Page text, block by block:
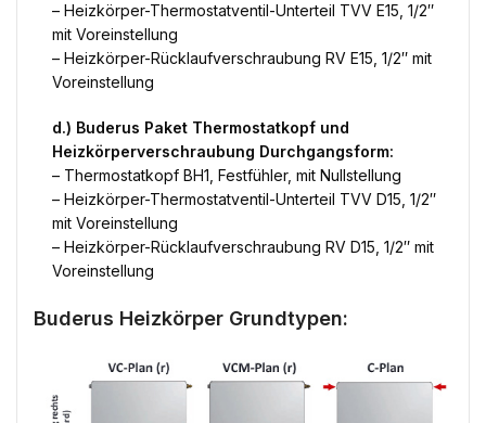
– Heizkörper-Thermostatventil-Unterteil TVV E15, 1/2″
mit Voreinstellung
– Heizkörper-Rücklaufverschraubung RV E15, 1/2″ mit
Voreinstellung
d.) Buderus Paket Thermostatkopf und
Heizkörperverschraubung Durchgangsform:
– Thermostatkopf BH1, Festfühler, mit Nullstellung
– Heizkörper-Thermostatventil-Unterteil TVV D15, 1/2″
mit Voreinstellung
– Heizkörper-Rücklaufverschraubung RV D15, 1/2″ mit
Voreinstellung
Buderus Heizkörper Grundtypen: